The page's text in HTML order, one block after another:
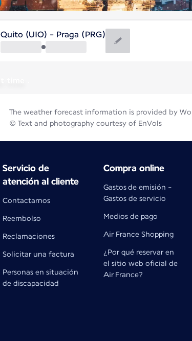
Quito (UIO) - Praga (PRG)
The weather forecast information is provided by
© Text and photography courtesy of EnVols
Servicio de
atención al cliente
Contactarnos
Reembolso
Reclamaciones
Solicitar una factura
Personas en situación
de discapacidad
Compra online
Gastos de emisión -
Gastos de servicio
Medios de pago
Air France Shopping
¿Por qué reservar en
el sitio web oficial de
Air France?